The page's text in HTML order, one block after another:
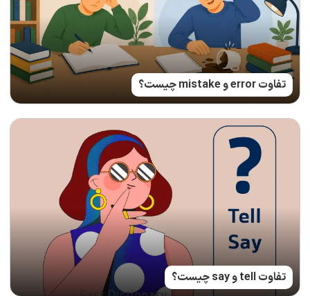
تفاوت error و mistake چیست؟
تفاوت tell و say چیست؟